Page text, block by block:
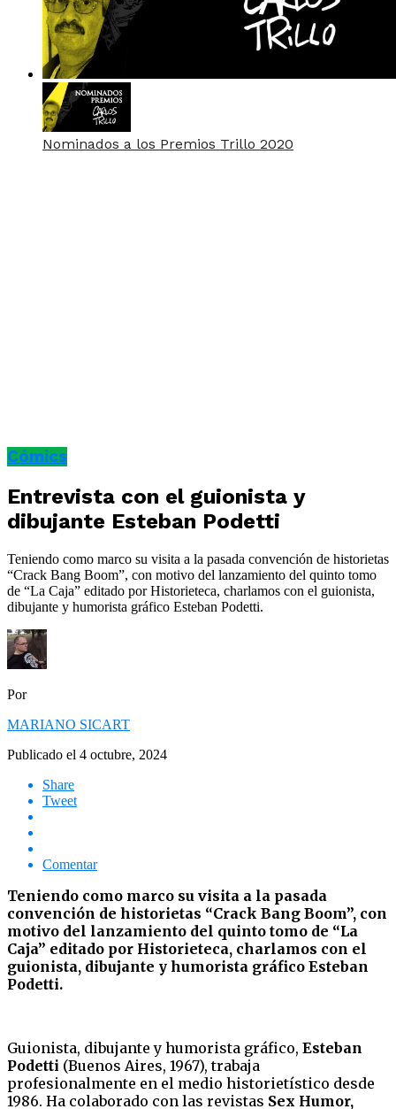
Nominados a los Premios Trillo 2020
Cómics
Entrevista con el guionista y
dibujante Esteban Podetti
Teniendo como marco su visita a la pasada convención de historietas
“Crack Bang Boom”, con motivo del lanzamiento del quinto tomo
de “La Caja” editado por Historieteca, charlamos con el guionista,
dibujante y humorista gráfico Esteban Podetti.
Por
MARIANO SICART
Publicado el 4 octubre, 2024
Share
Tweet
Comentar
Teniendo como marco su visita a la pasada
convención de historietas “Crack Bang Boom”, con
motivo del lanzamiento del quinto tomo de “La
Caja” editado por Historieteca, charlamos con el
guionista, dibujante y humorista gráfico Esteban
Podetti.
Guionista, dibujante y humorista gráfico, Esteban
Podetti (Buenos Aires, 1967), trabaja
profesionalmente en el medio historietístico desde
1986. Ha colaborado con las revistas Sex Humor,